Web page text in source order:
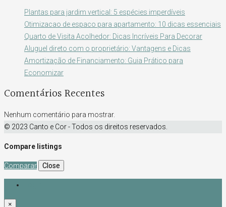
Plantas para jardim vertical: 5 espécies imperdíveis
Otimizacao de espaco para apartamento: 10 dicas essenciais
Quarto de Visita Acolhedor: Dicas Incríveis Para Decorar
Aluguel direto com o proprietário: Vantagens e Dicas
Amortização de Financiamento: Guia Prático para
Economizar
Comentários Recentes
Nenhum comentário para mostrar.
© 2023 Canto e Cor - Todos os direitos reservados.
Compare listings
Comparar Close
×